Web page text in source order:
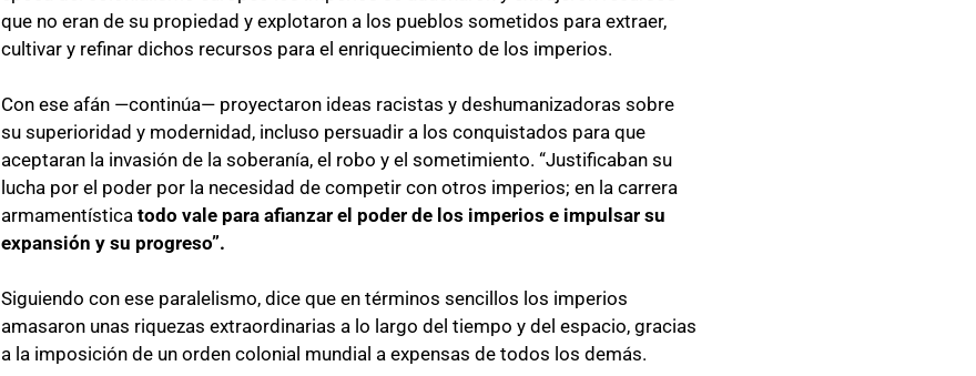
que no eran de su propiedad y explotaron a los pueblos sometidos para extraer,
cultivar y refinar dichos recursos para el enriquecimiento de los imperios.
Con ese afán —continúa— proyectaron ideas racistas y deshumanizadoras sobre
su superioridad y modernidad, incluso persuadir a los conquistados para que
aceptaran la invasión de la soberanía, el robo y el sometimiento. “Justificaban su
lucha por el poder por la necesidad de competir con otros imperios; en la carrera
armamentística todo vale para afianzar el poder de los imperios e impulsar su
expansión y su progreso”.
Siguiendo con ese paralelismo, dice que en términos sencillos los imperios
amasaron unas riquezas extraordinarias a lo largo del tiempo y del espacio, gracias
a la imposición de un orden colonial mundial a expensas de todos los demás.